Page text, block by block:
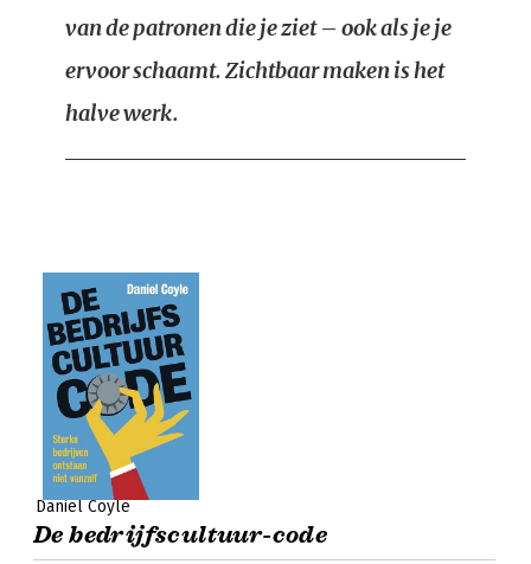
van de patronen die je ziet – ook als je je
ervoor schaamt. Zichtbaar maken is het
halve werk.
Daniel Coyle
De bedrijfscultuur-code